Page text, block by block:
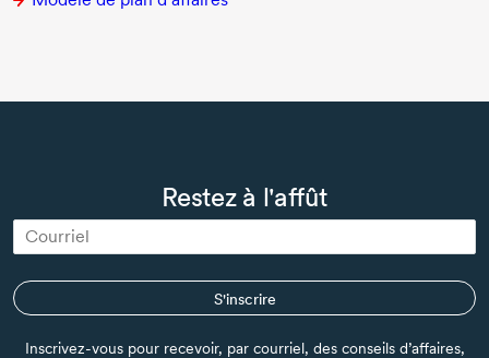
Restez à l'affût
S'inscrire
Inscrivez-vous pour recevoir, par courriel, des conseils d’affaires,